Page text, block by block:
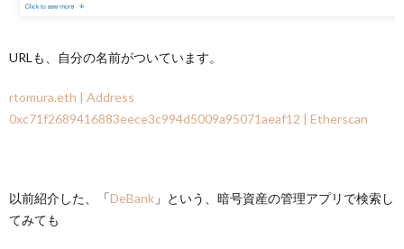
URLも、自分の名前がついています。
rtomura.eth | Address
0xc71f2689416883eece3c994d5009a95071aeaf12 | Etherscan
以前紹介した、「DeBank 」という、暗号資産の管理アプリで検索し
てみても